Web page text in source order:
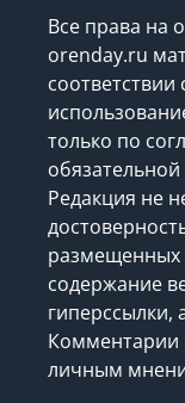
Все права на
orenday.ru
только по
Редакция не
размещенных
содержание
гиперссылки,
Комментарии
личным